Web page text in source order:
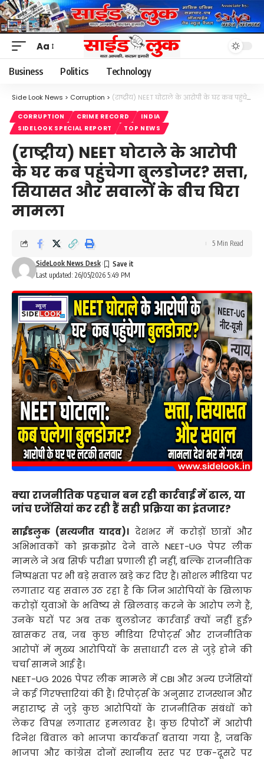
Font
Resizer
Aa
Business Politics Technology
Side Look News > Corruption > (राष्ट्रीय) NEET घोटाले के आरोपी के घर कब पहुंचेगा बुलडोजर? सत्ता, सियासत और सवालों के बीच घिरा मामला
CORRUPTION CRIME RECORD
INDIA
SIDELOOK SPECIAL REPORT
TOP NEWS
(राष्ट्रीय) NEET घोटाले के आरोपी
के घर कब पहुंचेगा बुलडोजर? सत्ता,
सियासत और सवालों के बीच घिरा
मामला
Last updated: 26/05/2026 5:49 PM
SideLook News Desk
5 Min Read
क्या राजनीतिक पहचान बन रही कार्रवाई में ढाल, या
जांच एजेंसियां कर रही हैं सही प्रक्रिया का इंतजार?
साईडलुक (सत्यजीत यादव)। देशभर में करोड़ों छात्रों और
अभिभावकों को झकझोर देने वाले NEET-UG पेपर लीक
मामले ने अब सिर्फ परीक्षा प्रणाली ही नहीं, बल्कि राजनीतिक
निष्पक्षता पर भी बड़े सवाल खड़े कर दिए हैं। सोशल मीडिया पर
लगातार यह सवाल उठ रहा है कि जिन आरोपियों के खिलाफ
करोड़ों युवाओं के भविष्य से खिलवाड़ करने के आरोप लगे हैं,
उनके घरों पर अब तक बुलडोजर कार्रवाई क्यों नहीं हुई?
खासकर तब, जब कुछ मीडिया रिपोर्ट्स और राजनीतिक
आरोपों में मुख्य आरोपियों के सत्ताधारी दल से जुड़े होने की
चर्चा सामने आई है।
NEET-UG 2026 पेपर लीक मामले में CBI और अन्य एजेंसियों
ने कई गिरफ्तारियां की हैं। रिपोर्ट्स के अनुसार राजस्थान और
महाराष्ट्र से जुड़े कुछ आरोपियों के राजनीतिक संबंधों को
लेकर विपक्ष लगातार हमलावर है। कुछ रिपोर्टों में आरोपी
दिनेश बिंवाल को भाजपा कार्यकर्ता बताया गया है, जबकि
भाजपा और कांग्रेस दोनों स्थानीय स्तर पर एक-दूसरे पर